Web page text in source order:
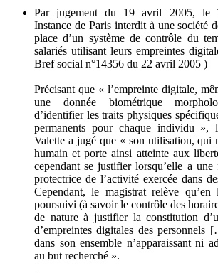
Par jugement du 19 avril 2005, le
Instance de Paris interdit à une société
place d’un système de contrôle du
salariés utilisant leurs empreintes
Bref social n°14356 du 22 avril 2005 )
Précisant que « l’empreinte digitale,
une donnée biométrique
d’identifier les traits physiques
permanents pour chaque individu »,
Valette a jugé que « son utilisation, qui
humain et porte ainsi atteinte aux
cependant se justifier lorsqu’elle a
protectrice de l’activité exercée dans
Cependant, le magistrat relève qu’en
poursuivi (à savoir le contrôle des
de nature à justifier la constitution
d’empreintes digitales des
dans son ensemble n’apparaissant ni
au but recherché ».